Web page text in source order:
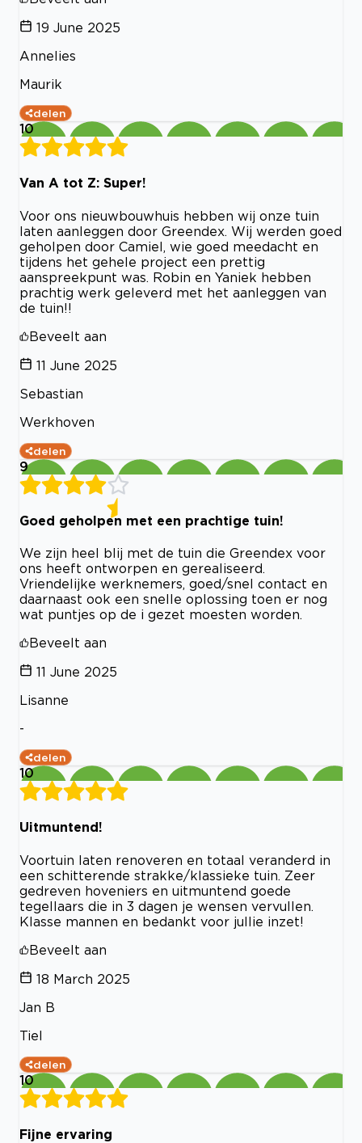
19 June 2025
Annelies
Maurik
delen
10
Van A tot Z: Super!
Voor ons nieuwbouwhuis hebben wij onze tuin
laten aanleggen door Greendex. Wij werden goed
geholpen door Camiel, wie goed meedacht en
tijdens het gehele project een prettig
aanspreekpunt was. Robin en Yaniek hebben
prachtig werk geleverd met het aanleggen van
de tuin!!
Beveelt aan
11 June 2025
Sebastian
Werkhoven
delen
9
Goed geholpen met een prachtige tuin!
We zijn heel blij met de tuin die Greendex voor
ons heeft ontworpen en gerealiseerd.
Vriendelijke werknemers, goed/snel contact en
daarnaast ook een snelle oplossing toen er nog
wat puntjes op de i gezet moesten worden.
Beveelt aan
11 June 2025
Lisanne
-
delen
10
Uitmuntend!
Voortuin laten renoveren en totaal veranderd in
een schitterende strakke/klassieke tuin. Zeer
gedreven hoveniers en uitmuntend goede
tegellaars die in 3 dagen je wensen vervullen.
Klasse mannen en bedankt voor jullie inzet!
Beveelt aan
18 March 2025
Jan B
Tiel
delen
10
Fijne ervaring